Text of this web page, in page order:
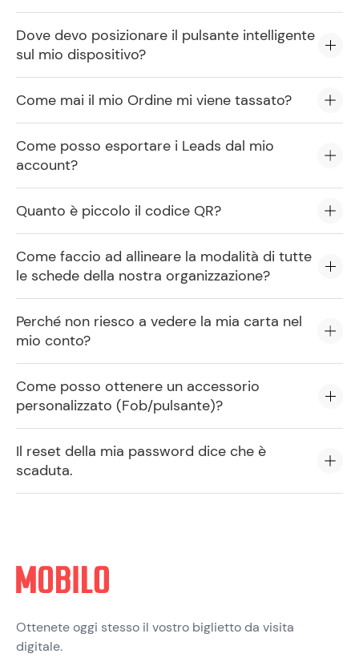
Dove devo posizionare il pulsante intelligente
sul mio dispositivo?
Come mai il mio Ordine mi viene tassato?
Come posso esportare i Leads dal mio
account?
Quanto è piccolo il codice QR?
Come faccio ad allineare la modalità di tutte
le schede della nostra organizzazione?
Perché non riesco a vedere la mia carta nel
mio conto?
Come posso ottenere un accessorio
personalizzato (Fob/pulsante)?
Il reset della mia password dice che è
scaduta.
Ottenete oggi stesso il vostro biglietto da visita
digitale.